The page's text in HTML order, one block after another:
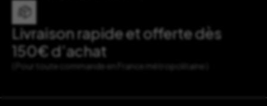
Livraison rapide et offerte dès
150€ d’achat
( Pour toute commande en France métropolitaine )